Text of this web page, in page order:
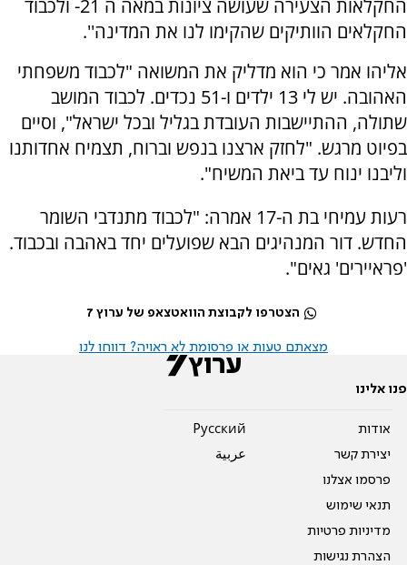
החקלאות הצעירה שעושה ציונות במאה ה 21- ולכבוד
החקלאים הוותיקים שהקימו לנו את המדינה''.
אליהו אמר כי הוא מדליק את המשואה "לכבוד משפחתי
האהובה. יש לי 13 ילדים ו-51 נכדים. לכבוד המושב
שתולה, ההתיישבות העובדת בגליל ובכל ישראל", וסיים
בפיוט מרגש. "לחזק ארצנו בנפש וברוח, תצמיח אחדותנו
וליבנו ינוח עד ביאת המשיח".
רעות עמיחי בת ה-17 אמרה: "לכבוד מתנדבי השומר
החדש. דור המנהיגים הבא שפועלים יחד באהבה ובכבוד.
'פראיירים' גאים".
הצטרפו לקבוצת הוואטצאפ של ערוץ 7
מצאתם טעות או פרסומת לא ראויה? דווחו לנו
פנו אלינו
אודות
יצירת קשר
פרסמו אצלנו
תנאי שימוש
מדיניות פרטיות
הצהרת נגישות
Pусский
عربية